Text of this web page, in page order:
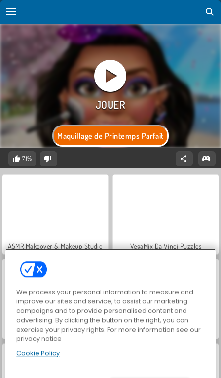
Maquillage de Printemps Parfait
71%
ASMR Makeover & Makeup Studio VegaMix Da Vinci Puzzles
Hidden Object: Street of Secrets World War 2 Shooter
We process your personal information to measure and
improve our sites and service, to assist our marketing
campaigns and to provide personalised content and
advertising. By clicking the button on the right, you can
exercise your privacy rights. For more information see our
privacy notice
Cookie Policy